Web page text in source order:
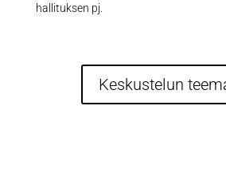
hallituksen pj.
Keskustelun